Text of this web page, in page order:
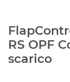
RS OPF
scarico